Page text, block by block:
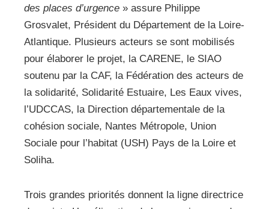
des places d’urgence » assure Philippe
Grosvalet, Président du Département de la Loire-
Atlantique. Plusieurs acteurs se sont mobilisés
pour élaborer le projet, la CARENE, le SIAO
soutenu par la CAF, la Fédération des acteurs de
la solidarité, Solidarité Estuaire, Les Eaux vives,
l’UDCCAS, la Direction départementale de la
cohésion sociale, Nantes Métropole, Union
Sociale pour l’habitat (USH) Pays de la Loire et
Soliha.
Trois grandes priorités donnent la ligne directrice